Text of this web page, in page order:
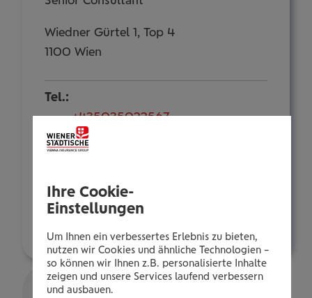
Wiedner Gürtel 1, Top 4
1100 Wien
Tel.:
+435035022567
Mobil:
+436646013922567
f.machaczek@wienerstaedtische.at
Sandra Fleischmann
Ihre Cookie-
Einstellungen
Um Ihnen ein verbessertes Erlebnis zu bieten,
nutzen wir Cookies und ähnliche Technologien –
so können wir Ihnen z.B. personalisierte Inhalte
zeigen und unsere Services laufend verbessern
und ausbauen.